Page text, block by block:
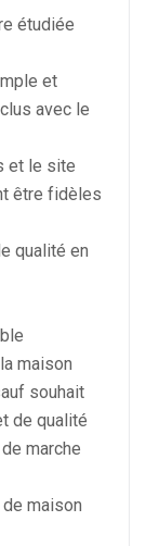
étudiée
et
avec le
et le site
être fidèles
qualité en
maison
souhait
de qualité
marche
maison